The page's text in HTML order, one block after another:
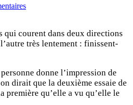
qui courent dans deux directions
très lentement : finissent-
donne l’impression de
dirait que la deuxième essaie de
première qu’elle a vu qu’elle le